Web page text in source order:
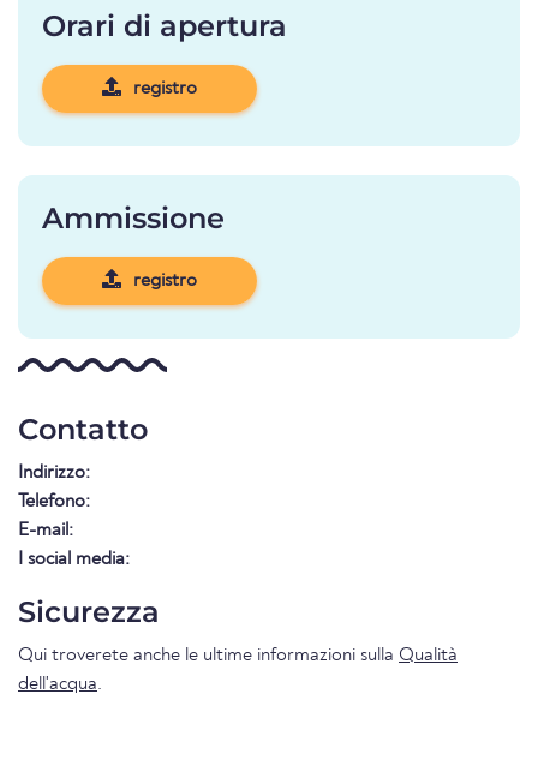
Orari di apertura
registro
Ammissione
registro
Contatto
Indirizzo:
Telefono:
E-mail:
I social media:
Sicurezza
Qui troverete anche le ultime informazioni sulla Qualità
dell'acqua.